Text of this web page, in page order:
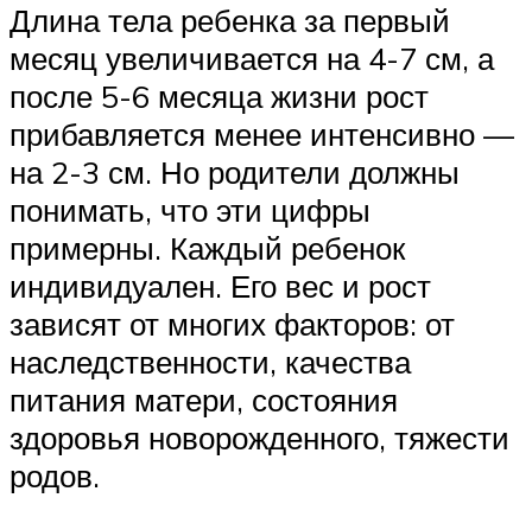
Длина тела ребенка за первый
месяц увеличивается на 4-7 см, а
после 5-6 месяца жизни рост
прибавляется менее интенсивно —
на 2-3 см. Но родители должны
понимать, что эти цифры
примерны. Каждый ребенок
индивидуален. Его вес и рост
зависят от многих факторов: от
наследственности, качества
питания матери, состояния
здоровья новорожденного, тяжести
родов.